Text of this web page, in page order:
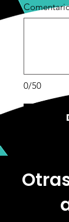
0/50